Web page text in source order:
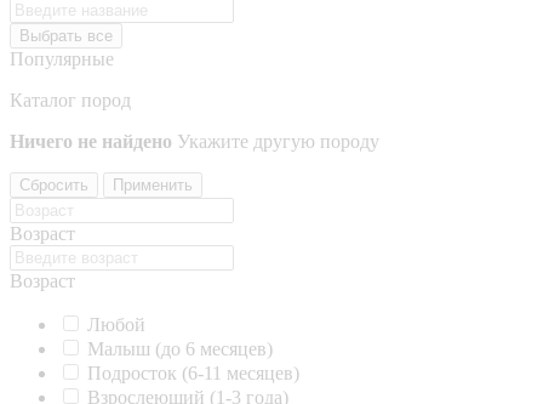
Выбрать все
Популярные
Каталог пород
Ничего не найдено Укажите другую породу
Сбросить Применить
Возраст
Возраст
Любой
Малыш (до 6 месяцев)
Подросток (6-11 месяцев)
Взрослеющий (1-3 года)